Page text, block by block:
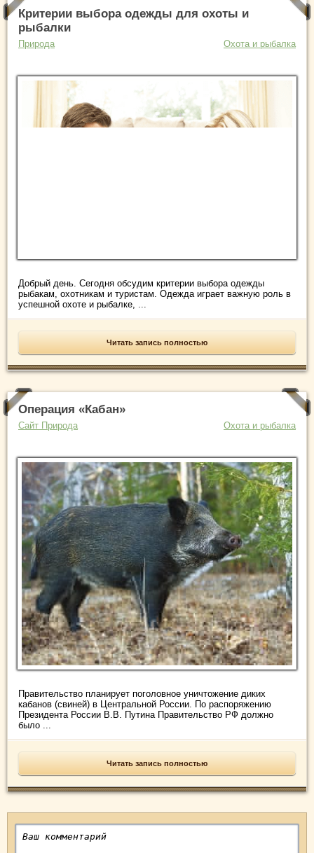
Критерии выбора одежды для охоты и
рыбалки
Природа Охота и рыбалка
Добрый день. Сегодня обсудим критерии выбора одежды
рыбакам, охотникам и туристам. Одежда играет важную роль в
успешной охоте и рыбалке, ...
Читать запись полностью
Операция «Кабан»
Сайт Природа Охота и рыбалка
Правительство планирует поголовное уничтожение диких
кабанов (свиней) в Центральной России. По распоряжению
Президента России В.В. Путина Правительство РФ должно
было ...
Читать запись полностью